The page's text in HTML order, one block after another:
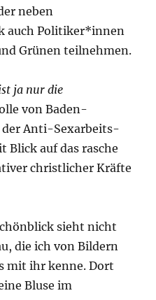
neben
auch Politiker*innen
Grünen teilnehmen.
ja nur die
von Baden-
Anti-Sexarbeits-
Blick auf das rasche
christlicher Kräfte
sieht nicht
die ich von Bildern
mit ihr kenne. Dort
Bluse im